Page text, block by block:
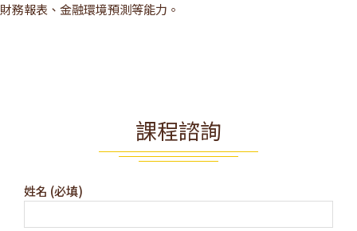
財務報表、金融環境預測等能力。
課程諮詢
姓名 (必填)